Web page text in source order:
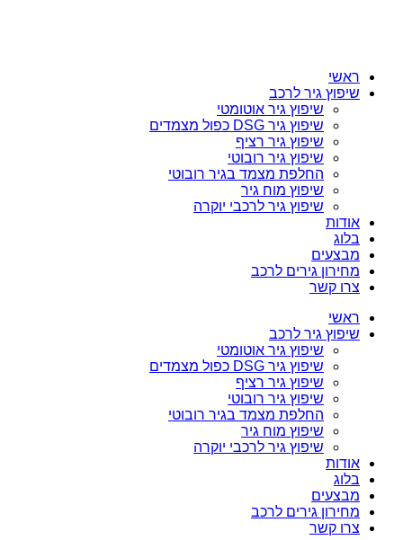
ראשי
שיפוץ גיר לרכב
שיפוץ גיר אוטומטי
שיפוץ גיר DSG כפול מצמדים
שיפוץ גיר רציף
שיפוץ גיר רובוטי
החלפת מצמד בגיר רובוטי
שיפוץ מוח גיר
שיפוץ גיר לרכבי יוקרה
אודות
בלוג
מבצעים
מחירון גירים לרכב
צרו קשר
ראשי
שיפוץ גיר לרכב
שיפוץ גיר אוטומטי
שיפוץ גיר DSG כפול מצמדים
שיפוץ גיר רציף
שיפוץ גיר רובוטי
החלפת מצמד בגיר רובוטי
שיפוץ מוח גיר
שיפוץ גיר לרכבי יוקרה
אודות
בלוג
מבצעים
מחירון גירים לרכב
צרו קשר